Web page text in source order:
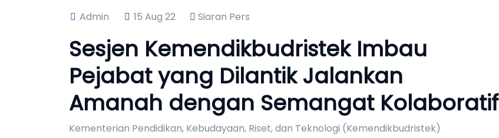
Admin 15 Aug 22 Siaran Pers
Sesjen Kemendikbudristek Imbau
Pejabat yang Dilantik Jalankan
Amanah dengan Semangat Kolaboratif
Kementerian Pendidikan, Kebudayaan, Riset, dan Teknologi (Kemendikbudristek)